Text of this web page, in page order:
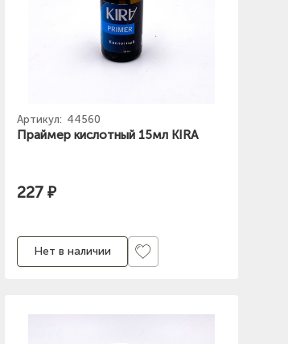
Артикул: 44560
Праймер кислотный 15мл KIRA
227 ₽
Нет в наличии